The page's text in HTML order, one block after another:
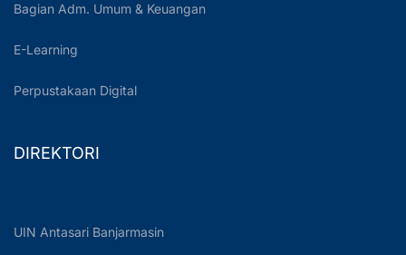
Bagian Adm. Umum & Keuangan
E-Learning
Perpustakaan Digital
DIREKTORI
UIN Antasari Banjarmasin